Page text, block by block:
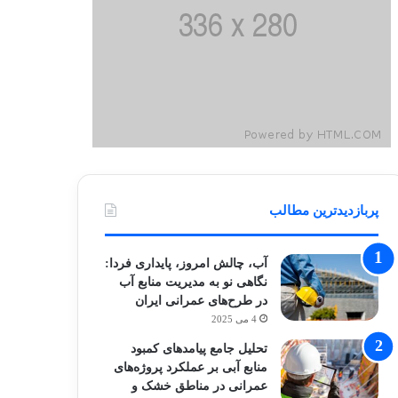
پربازدیدترین مطالب
آب، چالش امروز، پایداری فردا:
نگاهی نو به مدیریت منابع آب
در طرح‌های عمرانی ایران
4 می 2025
تحلیل جامع پیامدهای کمبود
منابع آبی بر عملکرد پروژه‌های
عمرانی در مناطق خشک و